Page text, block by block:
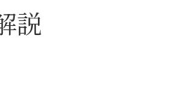
か
善例説